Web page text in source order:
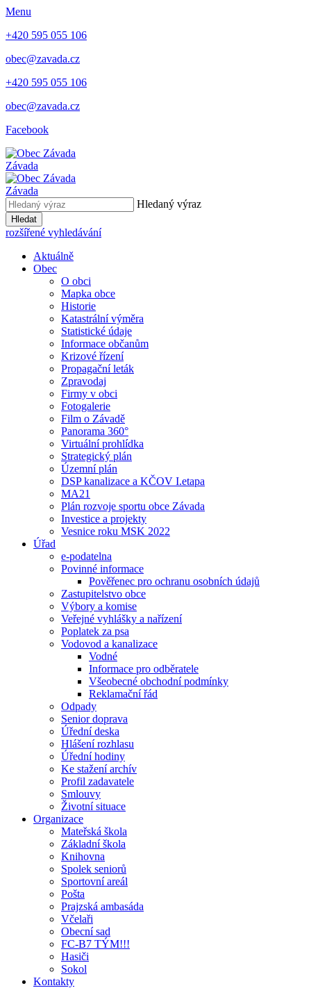
Menu
+420 595 055 106
obec@zavada.cz
+420 595 055 106
obec@zavada.cz
Facebook
Závada
Závada
Hledaný výraz
Hledat
rozšířené vyhledávání
Aktuálně
Obec
O obci
Mapka obce
Historie
Katastrální výměra
Statistické údaje
Informace občanům
Krizové řízení
Propagační leták
Zpravodaj
Firmy v obci
Fotogalerie
Film o Závadě
Panorama 360°
Virtuální prohlídka
Strategický plán
Územní plán
DSP kanalizace a KČOV I.etapa
MA21
Plán rozvoje sportu obce Závada
Investice a projekty
Vesnice roku MSK 2022
Úřad
e-podatelna
Povinné informace
Pověřenec pro ochranu osobních údajů
Zastupitelstvo obce
Výbory a komise
Veřejné vyhlášky a nařízení
Poplatek za psa
Vodovod a kanalizace
Vodné
Informace pro odběratele
Všeobecné obchodní podmínky
Reklamační řád
Odpady
Senior doprava
Úřední deska
Hlášení rozhlasu
Úřední hodiny
Ke stažení archív
Profil zadavatele
Smlouvy
Životní situace
Organizace
Mateřská škola
Základní škola
Knihovna
Spolek seniorů
Sportovní areál
Pošta
Prajzská ambasáda
Včelaři
Obecní sad
FC-B7 TÝM!!!
Hasiči
Sokol
Kontakty